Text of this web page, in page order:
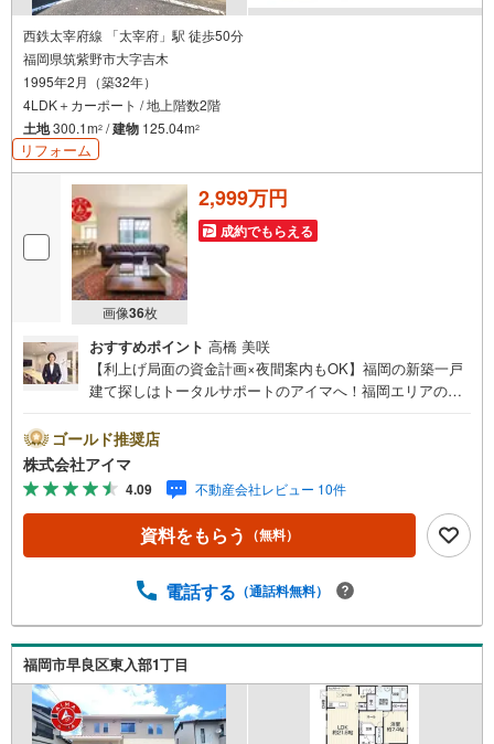
西鉄太宰府線 「太宰府」駅 徒歩50分
福岡県筑紫野市大字吉木
1995年2月（築32年）
4LDK＋カーポート / 地上階数2階
土地300.1m2 /建物 125.04m2
リフォーム
画像36枚
2,999万円
成約でもらえる
おすすめポイント 高橋 美咲
【利上げ局面の資金計画×夜間案内もOK】福岡の新築一戸
建て探しはトータルサポートのアイマへ！福岡エリアの最
画」から「物件選び」まで全力でバックアップいたしま
す。＼株式会社アイマが選ばれる2大サポート/【プロ目線
のローンの提案力】大手ネット銀行をはじめ多数の金融機
関と提携。お借入期間「最長50年」のプランや今注目の低
金利プランなど、購入後の生活にゆとりを持たせるための
最適な資金計画をご提案します。【フットワーク軽い安心
いて移動が大変」という方も大歓迎。平日・夜間の現地案
いたします。まずは『見るだけ』『ローン相談だけ』でも
大歓迎。お客様のペースを最優先し、無理な営業は一切行
いません。お客様のライフスタイルに合わせた快適な住ま
い探しをお手伝いいたします。まずはお気軽にお問い合わ
せくださいませ。
ゴールド推奨店
株式会社アイマ
4.09 不動産会社レビュー 10件
資料をもらう （無料）
電話する （通話料無料）
福岡市早良区東入部1丁目